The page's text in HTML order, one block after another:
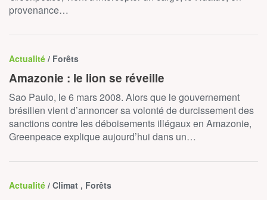
provenance…
Actualité / Forêts
Amazonie : le lion se réveille
Sao Paulo, le 6 mars 2008. Alors que le gouvernement
brésilien vient d’annoncer sa volonté de durcissement des
sanctions contre les déboisements illégaux en Amazonie,
Greenpeace explique aujourd’hui dans un…
Actualité / Climat , Forêts